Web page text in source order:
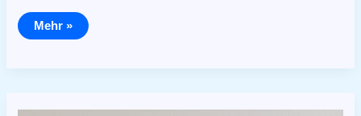
Mehr »
Robotik-